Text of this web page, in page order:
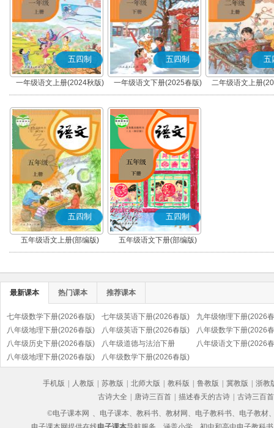
五四制
一年级语文上册(2024秋版)
(部编版)
五四制
一年级语文下册(2025春版)
(部编版)
五
二年级语文上册
(部编版)
五四制
五年级语文上册(部编版)
五四制
五年级语文下册(部编版)
最新课本 热门课本 推荐课本
七年级数学下册(2026春版) 七年级英语下册(2026春版)
九年级物理下册(2026
八年级地理下册(2026春版)
八年级英语下册(2026春版)
八年级数学下册(2026
八年级历史下册(2026春版)
(部编版)
八年级道德与法治下册
(2026春版)(部编版)
八年级语文下册(2026
八年级地理下册(2026春版) 八年级数学下册(2026春版)
手机版 人教版 苏教版 北师大版 教科版 鲁教版 冀教版
浙教
古诗大全
唐诗三百首 描述春天的古诗
古诗三百首
©电子课本网 、电子课本、教科书、教材网、电子教科书、电子教材